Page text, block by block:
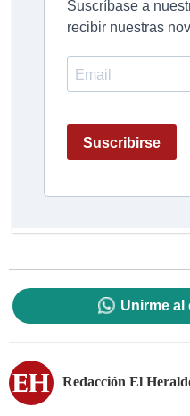
Unirme al
Redacción El